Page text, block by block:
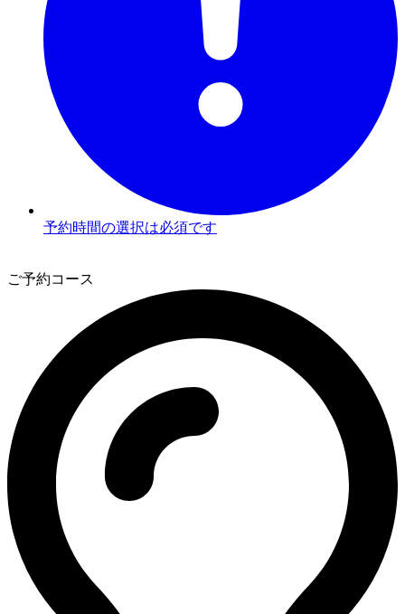
予約時間の選択は必須です
ご予約コース